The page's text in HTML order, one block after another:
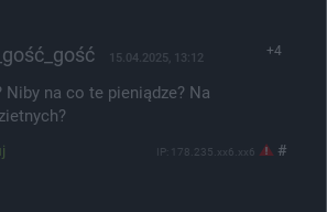
+4
15.04.2025, 13:12
Niby na co te pieniądze? Na
IP: 178.235.xx6.xx6 #